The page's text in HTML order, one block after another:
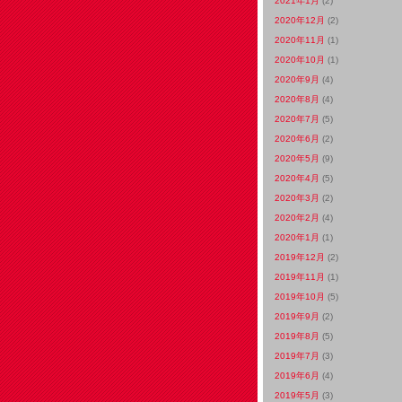
2020年12月 (2)
2020年11月 (1)
2020年10月 (1)
2020年9月 (4)
2020年8月 (4)
2020年7月 (5)
2020年6月 (2)
2020年5月 (9)
2020年4月 (5)
2020年3月 (2)
2020年2月 (4)
2020年1月 (1)
2019年12月 (2)
2019年11月 (1)
2019年10月 (5)
2019年9月 (2)
2019年8月 (5)
2019年7月 (3)
2019年6月 (4)
2019年5月 (3)